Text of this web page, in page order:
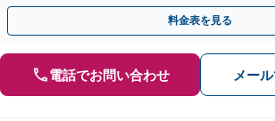
解決策を提案します。
料金表を見る
電話でお問い合わせ メー